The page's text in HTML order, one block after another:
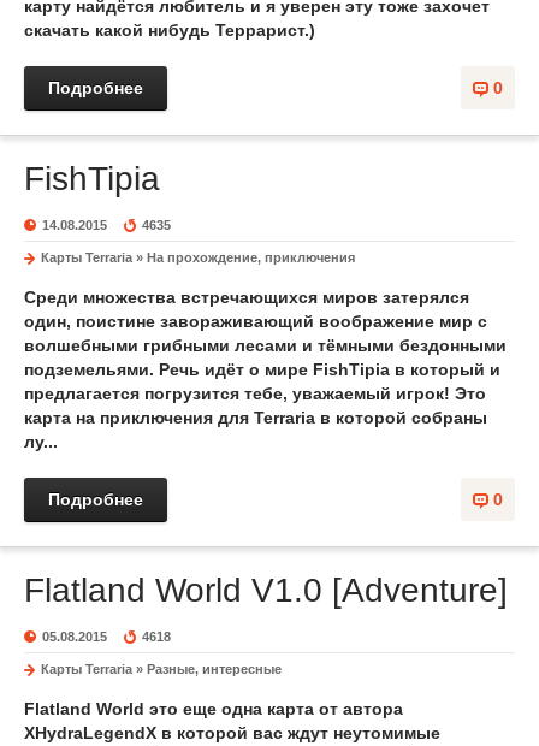
карту найдётся любитель и я уверен эту тоже захочет
скачать какой нибудь Террарист.)
0
Подробнее
FishTipia
14.08.2015 4635
Карты Terraria » На прохождение, приключения
Среди множества встречающихся миров затерялся
один, поистине завораживающий воображение мир с
волшебными грибными лесами и тёмными бездонными
подземельями. Речь идёт о мире FishTipia в который и
предлагается погрузится тебе, уважаемый игрок! Это
карта на приключения для Terraria в которой собраны
лу...
0
Подробнее
Flatland World V1.0 [Adventure]
05.08.2015 4618
Карты Terraria » Разные, интересные
Flatland World это еще одна карта от автора
XHydraLegendX в которой вас ждут неутомимые